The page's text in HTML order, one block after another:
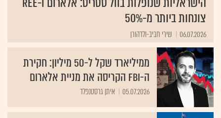
צונחות ביותר מ-50%
06.07.2026 שירי חביב-ולדהורן
ממיליארד שקל ל-50 מיליון: חקירת
ה-FBI הקריסה את מניית אלארום
05.07.2026 איתן גרסטנפלד